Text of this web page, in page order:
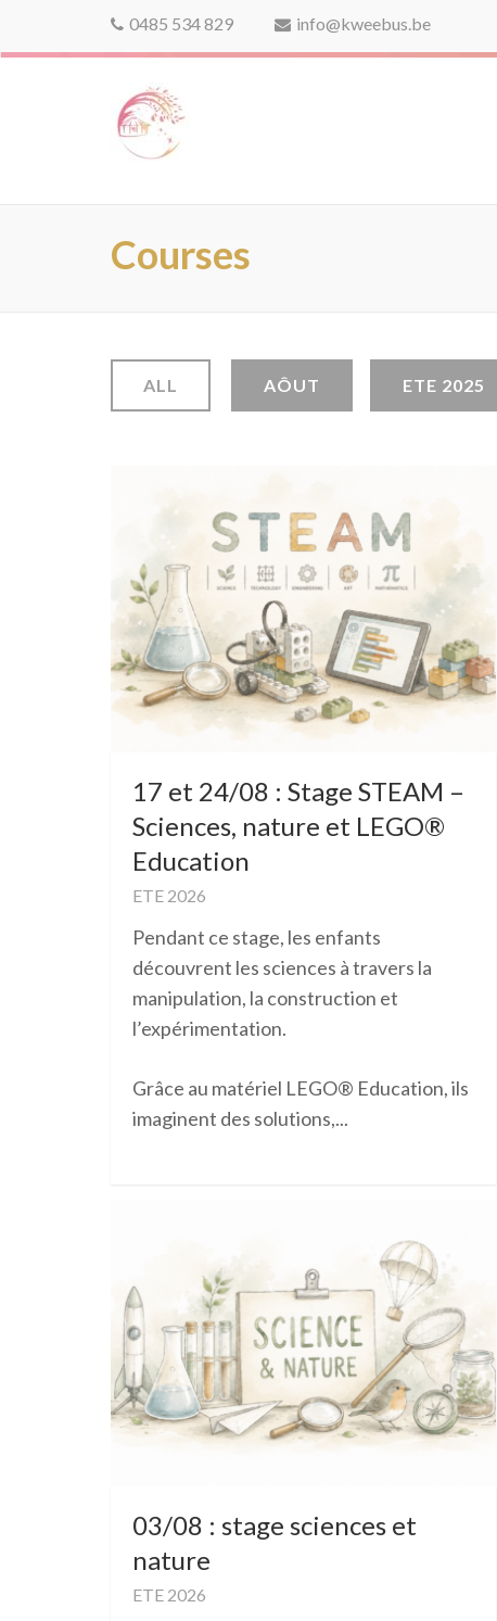
0485 534 829 info@kweebus.be
Courses
ALL AÔUT ETE 2025
17 et 24/08 : Stage STEAM –
Sciences, nature et LEGO®
Education
ETE 2026
Pendant ce stage, les enfants
découvrent les sciences à travers la
manipulation, la construction et
l’expérimentation.
Grâce au matériel LEGO® Education, ils
imaginent des solutions,...
03/08 : stage sciences et
nature
ETE 2026